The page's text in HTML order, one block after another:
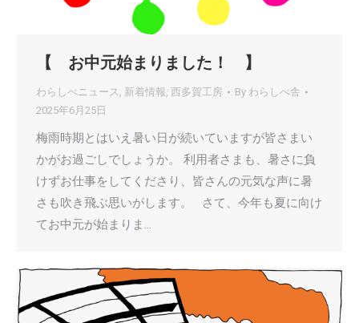
【 お中元始まりました！ 】
わらしべニュース , 新着情報, 西多賀工房 By わらしべ舎
2025年6月25日
梅雨時期とはいえ暑い日が続いていますが皆さまい
かがお過ごしでしょうか。 利用者さまも、暑さに負
けずお仕事をしてくださり、皆さんの元気な声に暑
さも吹き飛ぶ思いがします。 さて、今年も夏に向け
てお中元が始まりま…